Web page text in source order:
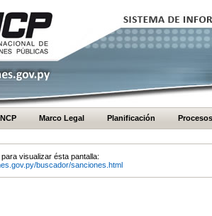
Marco Legal Planificación Procesos
visualizar ésta pantalla:
buscador/sanciones.html